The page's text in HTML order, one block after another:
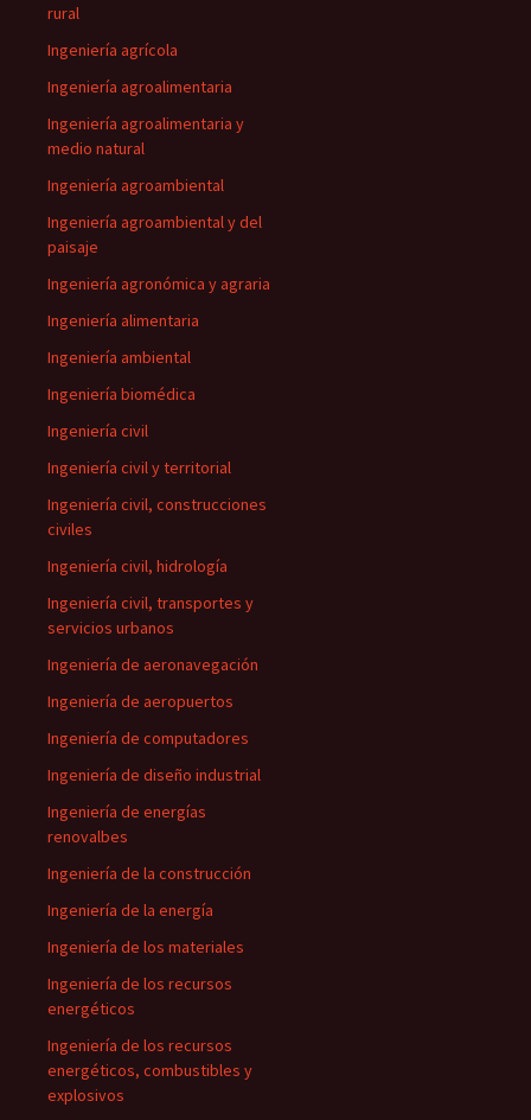
rural
Ingeniería agrícola
Ingeniería agroalimentaria
Ingeniería agroalimentaria y
medio natural
Ingeniería agroambiental
Ingeniería agroambiental y del
paisaje
Ingeniería agronómica y agraria
Ingeniería alimentaria
Ingeniería ambiental
Ingeniería biomédica
Ingeniería civil
Ingeniería civil y territorial
Ingeniería civil, construcciones
civiles
Ingeniería civil, hidrología
Ingeniería civil, transportes y
servicios urbanos
Ingeniería de aeronavegación
Ingeniería de aeropuertos
Ingeniería de computadores
Ingeniería de diseño industrial
Ingeniería de energías
renovalbes
Ingeniería de la construcción
Ingeniería de la energía
Ingeniería de los materiales
Ingeniería de los recursos
energéticos
Ingeniería de los recursos
energéticos, combustibles y
explosivos